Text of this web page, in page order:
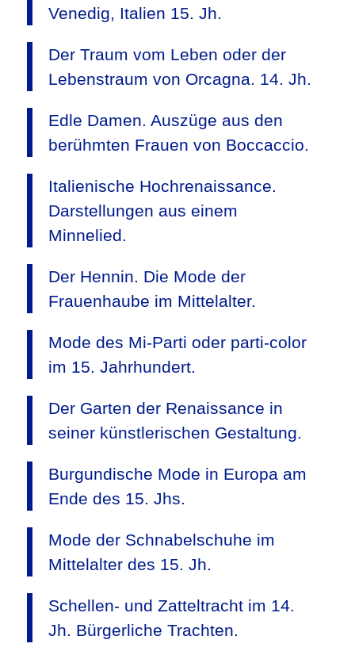
Venedig, Italien 15. Jh.
Der Traum vom Leben oder der
Lebenstraum von Orcagna. 14. Jh.
Edle Damen. Auszüge aus den
berühmten Frauen von Boccaccio.
Italienische Hochrenaissance.
Darstellungen aus einem
Minnelied.
Der Hennin. Die Mode der
Frauenhaube im Mittelalter.
Mode des Mi-Parti oder parti-color
im 15. Jahrhundert.
Der Garten der Renaissance in
seiner künstlerischen Gestaltung.
Burgundische Mode in Europa am
Ende des 15. Jhs.
Mode der Schnabelschuhe im
Mittelalter des 15. Jh.
Schellen- und Zatteltracht im 14.
Jh. Bürgerliche Trachten.